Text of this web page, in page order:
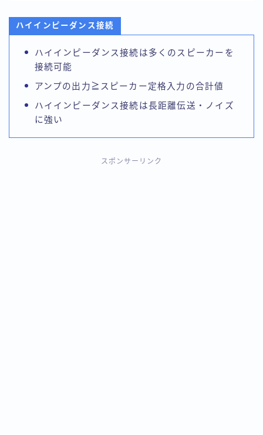
ハイインピーダンス接続
ハイインピーダンス接続は多くのスピーカーを
接続可能
アンプの出力≧スピーカー定格入力の合計値
ハイインピーダンス接続は長距離伝送・ノイズ
に強い
スポンサーリンク